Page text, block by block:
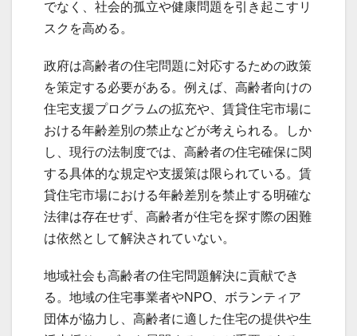
でなく、社会的孤立や健康問題を引き起こすリ
スクを高める。
政府は高齢者の住宅問題に対応するための政策
を策定する必要がある。例えば、高齢者向けの
住宅支援プログラムの拡充や、賃貸住宅市場に
おける年齢差別の禁止などが考えられる。しか
し、現行の法制度では、高齢者の住宅確保に関
する具体的な規定や支援策は限られている。賃
貸住宅市場における年齢差別を禁止する明確な
法律は存在せず、高齢者が住宅を探す際の困難
は依然として解決されていない。
地域社会も高齢者の住宅問題解決に貢献でき
る。地域の住宅事業者やNPO、ボランティア
団体が協力し、高齢者に適した住宅の提供や生